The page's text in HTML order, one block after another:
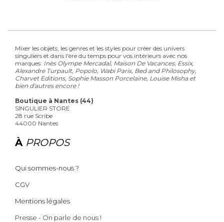
Mixer les objets, les genres et les styles pour créer des univers
singuliers et dans l'ère du temps pour vos intérieurs avec nos
marques: Inès Olympe Mercadal, Maison De Vacances, Essix,
Alexandre Turpault, Popolo, Wabi Paris, Bed and Philosophy,
Charvet Editions, Sophie Masson Porcelaine, Louise Misha et
bien d'autres encore !
Boutique à Nantes (44)
SINGULIER STORE
28 rue Scribe
44000 Nantes
À PROPOS
Qui sommes-nous ?
CGV
Mentions légales
Presse - On parle de nous !